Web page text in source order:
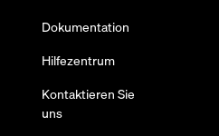
Dokumentation
Hilfezentrum
Kontaktieren Sie
uns